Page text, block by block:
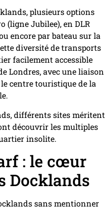
plusieurs options
(ligne Jubilee), en DLR
encore par bateau sur la
diversité de transports
facilement accessible
Londres, avec une liaison
centre touristique de la
différents sites méritent
découvrir les multiples
insolite.
: le cœur
Docklands
sans mentionner